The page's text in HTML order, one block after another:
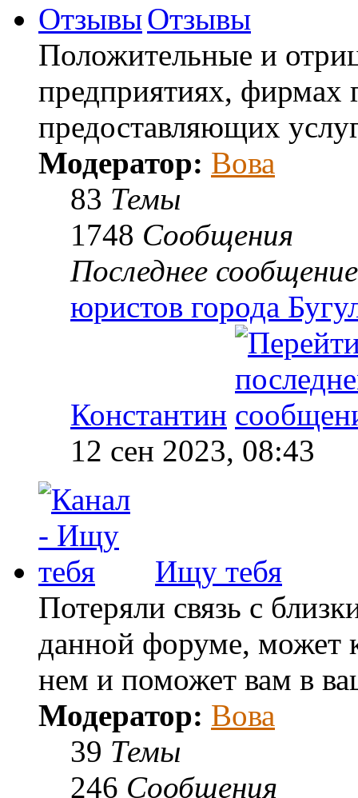
Отзывы
Положительные и
предприятиях, фирмах
предоставляющих
Модератор: Вова
83 Темы
1748 Сообщения
Последнее сообщение
юристов города
Константин
12 сен 2023, 08:43
Ищу тебя
Потеряли связь с
данной форуме, может
нем и поможет вам в
Модератор: Вова
39 Темы
246 Сообщения